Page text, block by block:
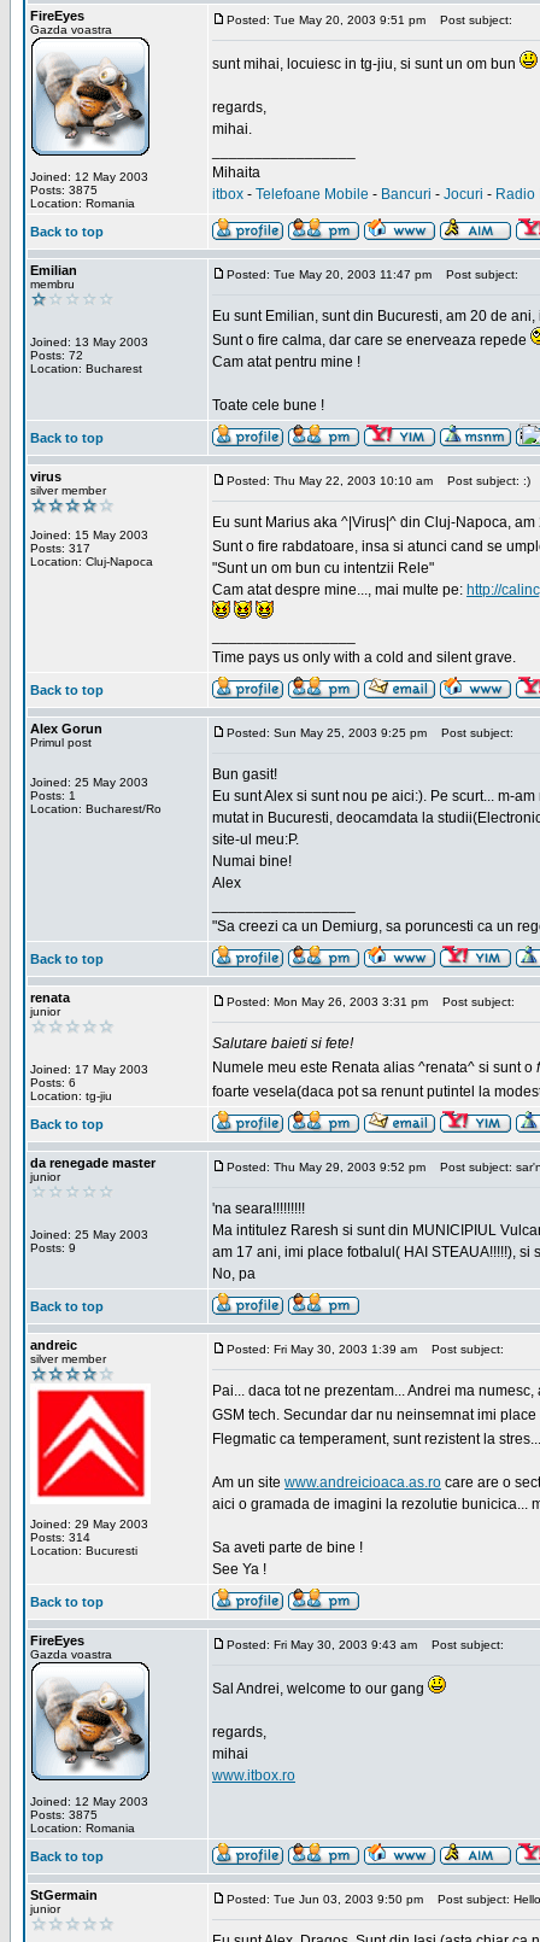
FireEyes
Gazda voastra
Joined: 12 May 2003
Posts: 3875
Location: Romania
Posted: Tue May 20, 2003 9:51 pm Post subject:
sunt mihai, locuiesc in tg-jiu, si sunt un om bun
regards,
mihai.
Mihaita
itbox - Telefoane Mobile - Bancuri - Jocuri - Radio
Back to top
Emilian
membru
Joined: 13 May 2003
Posts: 72
Location: Bucharest
Posted: Tue May 20, 2003 11:47 pm Post subject:
Eu sunt Emilian, sunt din Bucuresti, am 20 de
Sunt o fire calma, dar care se enerveaza repede
Cam atat pentru mine !
Toate cele bune !
Back to top
virus
silver member
Joined: 15 May 2003
Posts: 317
Location: Cluj-Napoca
Posted: Thu May 22, 2003 10:10 am Post subject: :)
Eu sunt Marius aka ^|Virus|^ din Cluj-Napoca,
Sunt o fire rabdatoare, insa si atunci cand se
"Sunt un om bun cu intentzii Rele"
Cam atat despre mine..., mai multe pe: http://
Time pays us only with a cold and silent grave.
Back to top
Alex Gorun
Primul post
Joined: 25 May 2003
Posts: 1
Location: Bucharest/Ro
Posted: Sun May 25, 2003 9:25 pm Post subject:
Bun gasit!
Eu sunt Alex si sunt nou pe aici:). Pe scurt... m-
mutat in Bucuresti, deocamdata la
site-ul meu:P.
Numai bine!
Alex
"Sa creezi ca un Demiurg, sa poruncesti ca un
Back to top
renata
junior
Joined: 17 May 2003
Posts: 6
Location: tg-jiu
Posted: Mon May 26, 2003 3:31 pm Post subject:
Salutare baieti si fete!
Numele meu este Renata alias ^renata^ si sunt o
foarte vesela(daca pot sa renunt putintel la
Back to top
da renegade master
junior
Joined: 25 May 2003
Posts: 9
Posted: Thu May 29, 2003 9:52 pm Post subject:
'na seara!!!!!!!!!
Ma intitulez Raresh si sunt din MUNICIPIUL
am 17 ani, imi place fotbalul( HAI STEAUA!!!!!), si
No, pa
Back to top
andreic
silver member
Joined: 29 May 2003
Posts: 314
Location: Bucuresti
Posted: Fri May 30, 2003 1:39 am Post subject:
Pai... daca tot ne prezentam... Andrei ma
GSM tech. Secundar dar nu neinsemnat imi
Flegmatic ca temperament, sunt rezistent la
Am un site www.andreicioaca.as.ro care are o
aici o gramada de imagini la rezolutie bunicica...
Sa aveti parte de bine !
See Ya !
Back to top
FireEyes
Gazda voastra
Joined: 12 May 2003
Posts: 3875
Location: Romania
Posted: Fri May 30, 2003 9:43 am Post subject:
Sal Andrei, welcome to our gang
regards,
mihai
www.itbox.ro
Back to top
StGermain
junior
Posted: Tue Jun 03, 2003 9:50 pm Post subject: